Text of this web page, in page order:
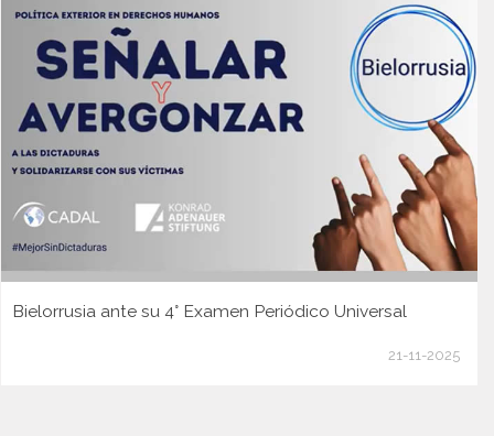
Bielorrusia ante su 4° Examen Periódico Universal
21-11-2025